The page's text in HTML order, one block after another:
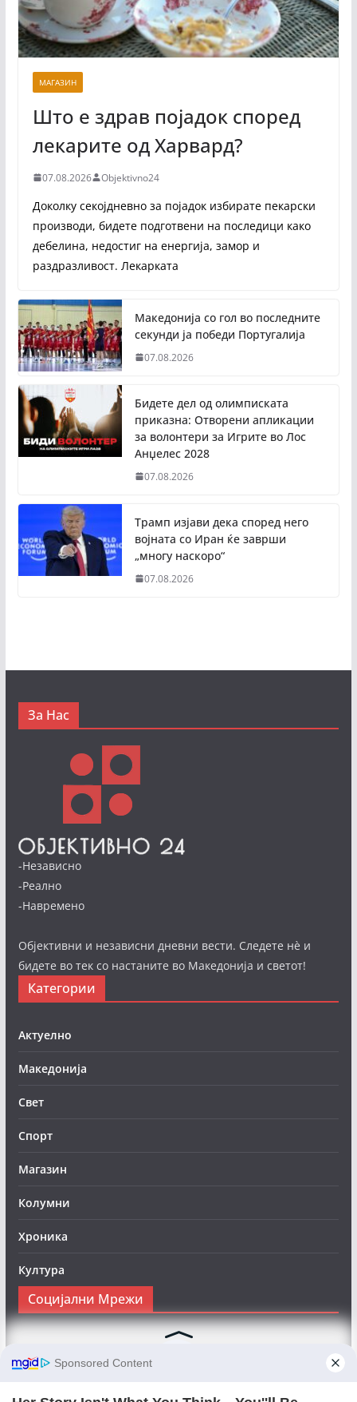
МАГАЗИН
Што е здрав појадок според
лекарите од Харвард?
07.08.2026 Objektivno24
Доколку секојдневно за појадок избирате пекарски
производи, бидете подготвени на последици како
дебелина, недостиг на енергија, замор и
раздразливост. Лекарката
Македонија со гол во последните
секунди ја победи Португалија
07.08.2026
Бидете дел од олимписката
приказна: Отворени апликации
за волонтери за Игрите во Лос
Анџелес 2028
07.08.2026
Трамп изјави дека според него
војната со Иран ќе заврши
„многу наскоро“
07.08.2026
За Нас
-Независно
-Реално
-Навремено
Објективни и независни дневни вести. Следете нè и
бидете во тек со настаните во Македонија и светот!
Категории
Актуелно
Македонија
Свет
Спорт
Магазин
Колумни
Хроника
Култура
Социјални Мрежи